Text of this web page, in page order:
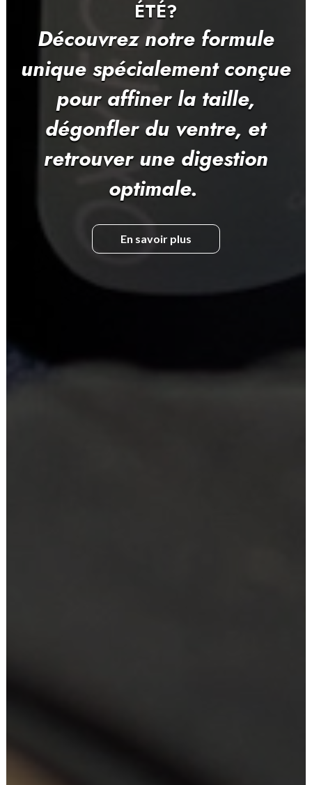
MINCIR EN RESTANT TONIQUE?
Découvrez notre cure
minceur Express 7 jours, pour
booster votre perte de masse
grasse et préserver vos
muscles.